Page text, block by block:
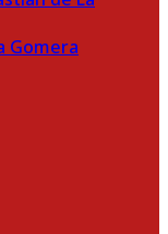
Gomera